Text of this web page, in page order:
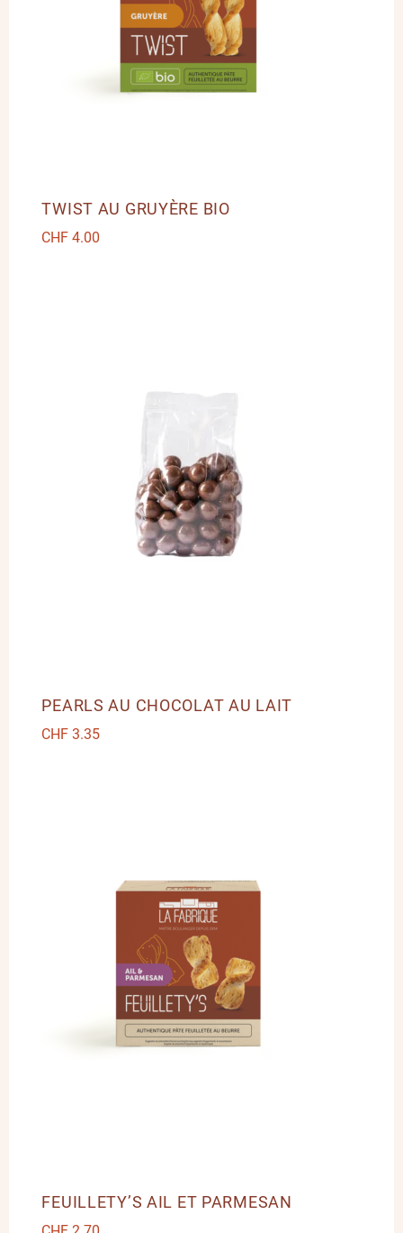
TWIST AU GRUYÈRE BIO
CHF 4.00
PEARLS AU CHOCOLAT AU LAIT
CHF 3.35
FEUILLETY’S AIL ET PARMESAN